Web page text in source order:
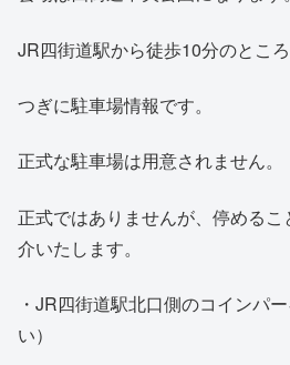
JR四街道駅から徒歩10分のところ
つぎに駐車場情報です。
正式な駐車場は用意されません。
正式ではありませんが、停める
介いたします。
・JR四街道駅北口側のコインパ
い）